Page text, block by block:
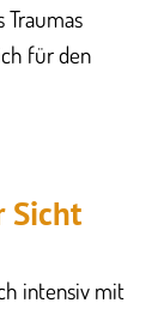
Traumas
für den
Sicht
intensiv mit